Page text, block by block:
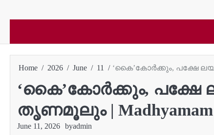
Home 2026 June 11 ‘കൈ’കോർക്കും, പക്ഷേ
‘കൈ’കോർക്കും, പക്ഷേ
തൃണമൂലും | Madhyamam
June 11, 2026 byadmin